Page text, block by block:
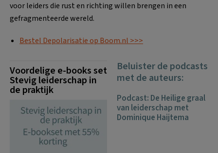
voor leiders die rust en richting willen brengen in een
gefragmenteerde wereld.
Bestel Depolarisatie op Boom.nl >>>
Voordelige e-books set
Stevig leiderschap in
de praktijk
Beluister de podcasts
met de auteurs:
Podcast: De Heilige graal
van leiderschap met
Dominique Haijtema